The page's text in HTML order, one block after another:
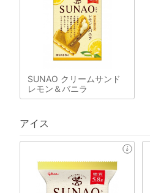
SUNAO クリームサンド
レモン＆バニラ
アイス